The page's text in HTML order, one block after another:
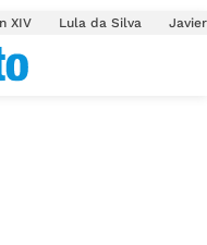
XIV Lula da Silva